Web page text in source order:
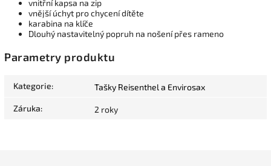
vnitřní kapsa na zip
vnější úchyt pro chycení dítěte
karabina na klíče
Dlouhý nastavitelný popruh na nošení přes rameno
Parametry produktu
Kategorie: Tašky Reisenthel a Envirosax
Záruka: 2 roky